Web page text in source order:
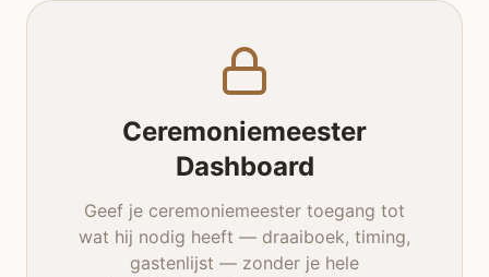
Ceremoniemeester
Dashboard
Geef je ceremoniemeester toegang tot
wat hij nodig heeft — draaiboek, timing,
gastenlijst — zonder je hele